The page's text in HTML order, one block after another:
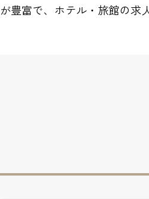
富で、ホテル・旅館の求